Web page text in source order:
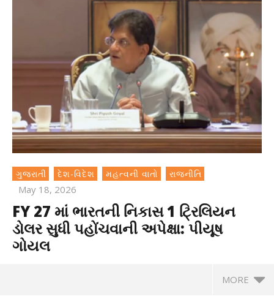
ગુજરાતી દેશ-વિદેશ મહત્વની વાતો રાજનીતિ
May 18, 2026
FY 27 માં ભારતની નિકાસ 1 ટ્રિલિયન
ડોલર સુધી પહોંચવાની અપેક્ષા: પીયૂષ
ગોયલ
MORE